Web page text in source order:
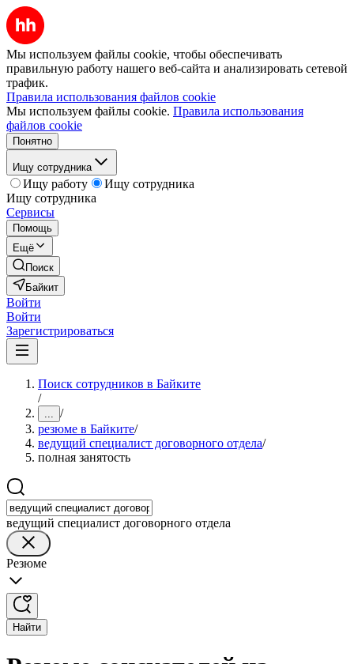
Мы используем файлы cookie, чтобы обеспечивать
правильную работу нашего веб-сайта и анализировать сетевой
трафик.
Правила использования файлов cookie
Мы используем файлы cookie. Правила использования
файлов cookie
Понятно
Ищу сотрудника
Ищу работу
Ищу сотрудника
Ищу сотрудника
Сервисы
Помощь
Ещё
Поиск
Байкит
Войти
Войти
Зарегистрироваться
Поиск сотрудников в Байките
/
... /
резюме в Байките/
ведущий специалист договорного отдела/
полная занятость
ведущий специалист договорного отдела
Резюме
Найти